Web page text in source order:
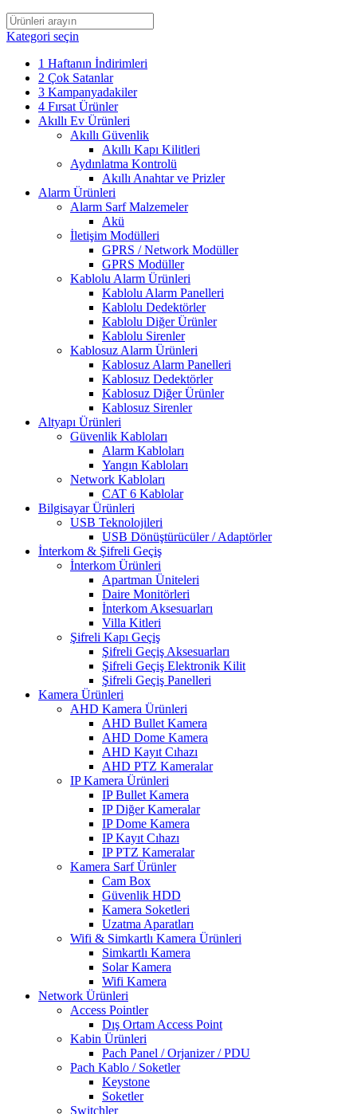
Kategori seçin
1 Haftanın İndirimleri
2 Çok Satanlar
3 Kampanyadakiler
4 Fırsat Ürünler
Akıllı Ev Ürünleri
Akıllı Güvenlik
Akıllı Kapı Kilitleri
Aydınlatma Kontrolü
Akıllı Anahtar ve Prizler
Alarm Ürünleri
Alarm Sarf Malzemeler
Akü
İletişim Modülleri
GPRS / Network Modüller
GPRS Modüller
Kablolu Alarm Ürünleri
Kablolu Alarm Panelleri
Kablolu Dedektörler
Kablolu Diğer Ürünler
Kablolu Sirenler
Kablosuz Alarm Ürünleri
Kablosuz Alarm Panelleri
Kablosuz Dedektörler
Kablosuz Diğer Ürünler
Kablosuz Sirenler
Altyapı Ürünleri
Güvenlik Kabloları
Alarm Kabloları
Yangın Kabloları
Network Kabloları
CAT 6 Kablolar
Bilgisayar Ürünleri
USB Teknolojileri
USB Dönüştürücüler / Adaptörler
İnterkom & Şifreli Geçiş
İnterkom Ürünleri
Apartman Üniteleri
Daire Monitörleri
İnterkom Aksesuarları
Villa Kitleri
Şifreli Kapı Geçiş
Şifreli Geçiş Aksesuarları
Şifreli Geçiş Elektronik Kilit
Şifreli Geçiş Panelleri
Kamera Ürünleri
AHD Kamera Ürünleri
AHD Bullet Kamera
AHD Dome Kamera
AHD Kayıt Cıhazı
AHD PTZ Kameralar
IP Kamera Ürünleri
IP Bullet Kamera
IP Diğer Kameralar
IP Dome Kamera
IP Kayıt Cıhazı
IP PTZ Kameralar
Kamera Sarf Ürünler
Cam Box
Güvenlik HDD
Kamera Soketleri
Uzatma Aparatları
Wifi & Simkartlı Kamera Ürünleri
Simkartlı Kamera
Solar Kamera
Wifi Kamera
Network Ürünleri
Access Pointler
Dış Ortam Access Point
Kabin Ürünleri
Pach Panel / Orjanizer / PDU
Pach Kablo / Soketler
Keystone
Soketler
Switchler